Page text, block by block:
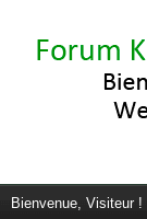
Bienvenue, Visiteur !